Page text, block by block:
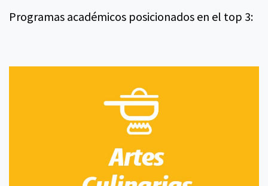
Programas académicos posicionados en el top 3: